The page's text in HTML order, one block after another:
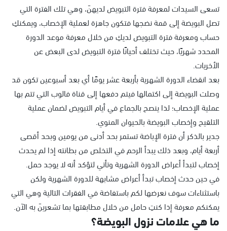
تسعى السيدات لمعرفة فترة التبويض لديهنَ، وهي تلك الفترة التي
تصل البويضة إلى قمة نضجها فتكون جاهزة لعملية الإخصاب، ويمكنكِ
حساب ومعرفة فترة التبويض لديكِ من خلال معرفة موعد الدورة
المحدد شهريًا، حيث تختلف أحيانًا فترة التبويض لدى البعض عن
الأخريات.
بعد انقضاء الدورة الشهرية بأربعة عشر يومًا أي بعد أسبوعين تكون قد
وصلت البويضة إلى اكتمالها فيتم دفعها إلى قناة فالوب التي تتم بها
عملية الإخصاب؛ لذا ينصح بالجماع في أيام التبويض لضمان عملية
التلقيح وإخصاب البويضة بالحيوان المنوي.
جدير بالذكر أن فترة الإباضة تستمر بحد أدنى من يومين وبحد أقصى
أربعة أيام، وبعد ذلك يبدأ الرحم في التخلص من بطانته إذا لم يحدث
إخصاب لتبدأ أعراض الدورة الشهرية وتأتي لتؤكد أنه لا يوجد حمل.
في حين حدث إخصاب تبدأ أعراض مشابهة للدورة الشهرية ولكن
باستثناءات سوف نعرضها لكم باستفاضة في الفقرات التالية وهي التي
يمكنكم معرفة إذا كنتِ حامل من خلال مطابقتها بما تشعرينَ به الآن.
ما هي علامات نزول البويضة؟